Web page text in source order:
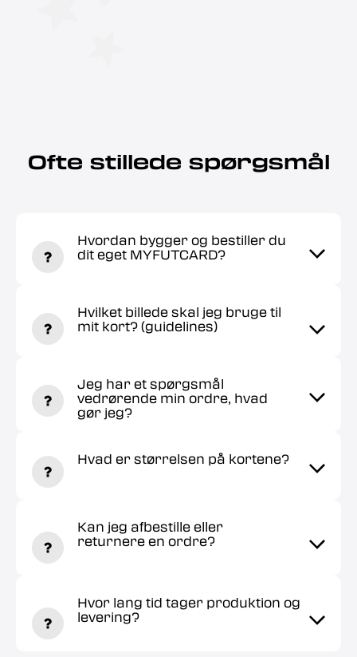
Ofte stillede spørgsmål
Hvordan bygger og bestiller du
dit eget MYFUTCARD?
Hvilket billede skal jeg bruge til
mit kort? (guidelines)
Jeg har et spørgsmål
vedrørende min ordre, hvad
gør jeg?
Hvad er størrelsen på kortene?
Kan jeg afbestille eller
returnere en ordre?
Hvor lang tid tager produktion og
levering?